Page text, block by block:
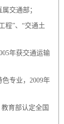
交通部；
程”、“交通土
年获交通运输
专业，2009年
育部认定全国